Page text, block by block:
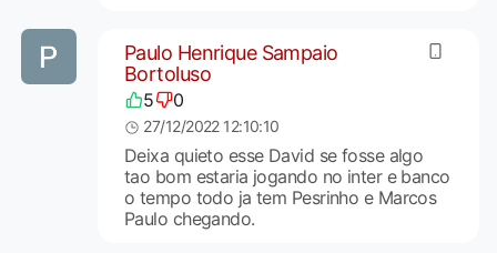
Paulo Henrique Sampaio
Bortoluso
5 0
27/12/2022 12:10:10
Deixa quieto esse David se fosse algo
tao bom estaria jogando no inter e banco
o tempo todo ja tem Pesrinho e Marcos
Paulo chegando.